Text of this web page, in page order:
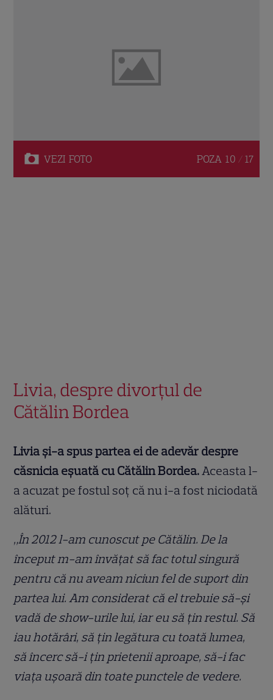
VEZI FOTO POZA 10 / 17
Livia, despre divorțul de
Cătălin Bordea
Livia și-a spus partea ei de adevăr despre
căsnicia eșuată cu Cătălin Bordea. Aceasta l-
a acuzat pe fostul soț că nu i-a fost niciodată
alături.
„În 2012 l-am cunoscut pe Cătălin. De la
început m-am învățat să fac totul singură
pentru că nu aveam niciun fel de suport din
partea lui. Am considerat că el trebuie să-și
vadă de show-urile lui, iar eu să țin restul. Să
iau hotărâri, să țin legătura cu toată lumea,
să încerc să-i țin prietenii aproape, să-i fac
viața ușoară din toate punctele de vedere.